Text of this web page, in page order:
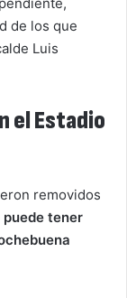
de los que
Luis
el Estadio
removidos
puede tener